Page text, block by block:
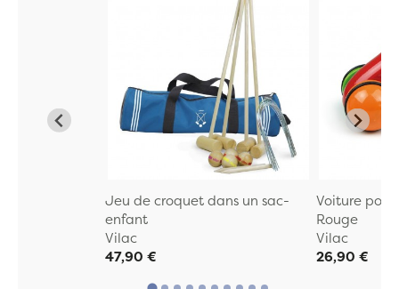
Jeu de croquet dans un sac-
enfant
Vilac
47,90 €
Voiture
Rouge
Vilac
26,90 €